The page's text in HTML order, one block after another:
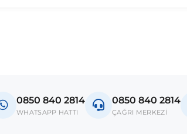
0850 840 2814
WHATSAPP HATTI
0850 840 2814
ÇAĞRI MERKEZİ